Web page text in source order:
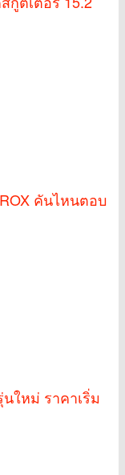
คันไหนตอบ
ใหม่ ราคาเริ่ม